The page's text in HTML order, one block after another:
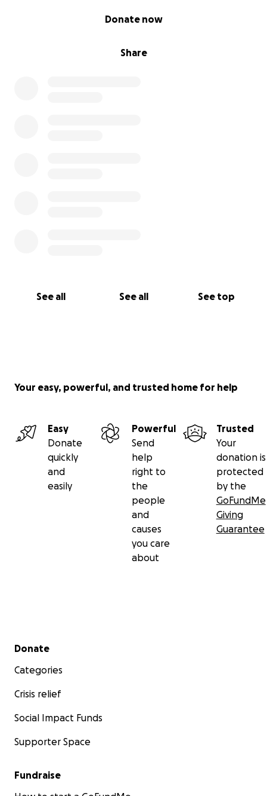
Share
Donate now
See all See all See top
Your easy, powerful, and trusted home for help
Easy
Donate
quickly
and
easily
Powerful
Send
help
right to
the
people
and
causes
you care
about
Trusted
Your
donation is
protected
by the
GoFundMe
Giving
Guarantee
Secondary menu
Donate
Categories
Crisis relief
Social Impact Funds
Supporter Space
Fundraise